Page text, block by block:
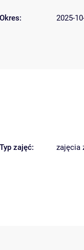
Okres: 2025-
Typ zajęć: zajęcia